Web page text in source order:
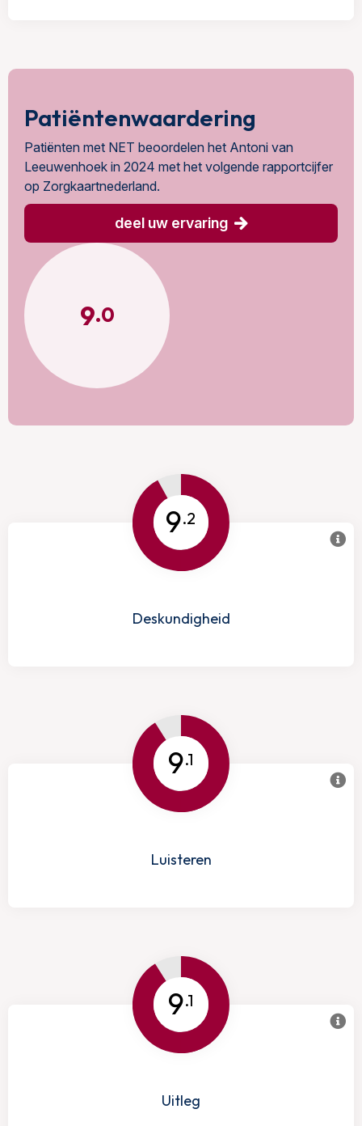
9.0
Patiëntenwaardering
Patiënten met NET beoordelen het Antoni van
Leeuwenhoek in 2024 met het volgende rapportcijfer
op Zorgkaartnederland.
deel uw ervaring
9.2
Deskundigheid
9.1
Luisteren
9.1
Uitleg